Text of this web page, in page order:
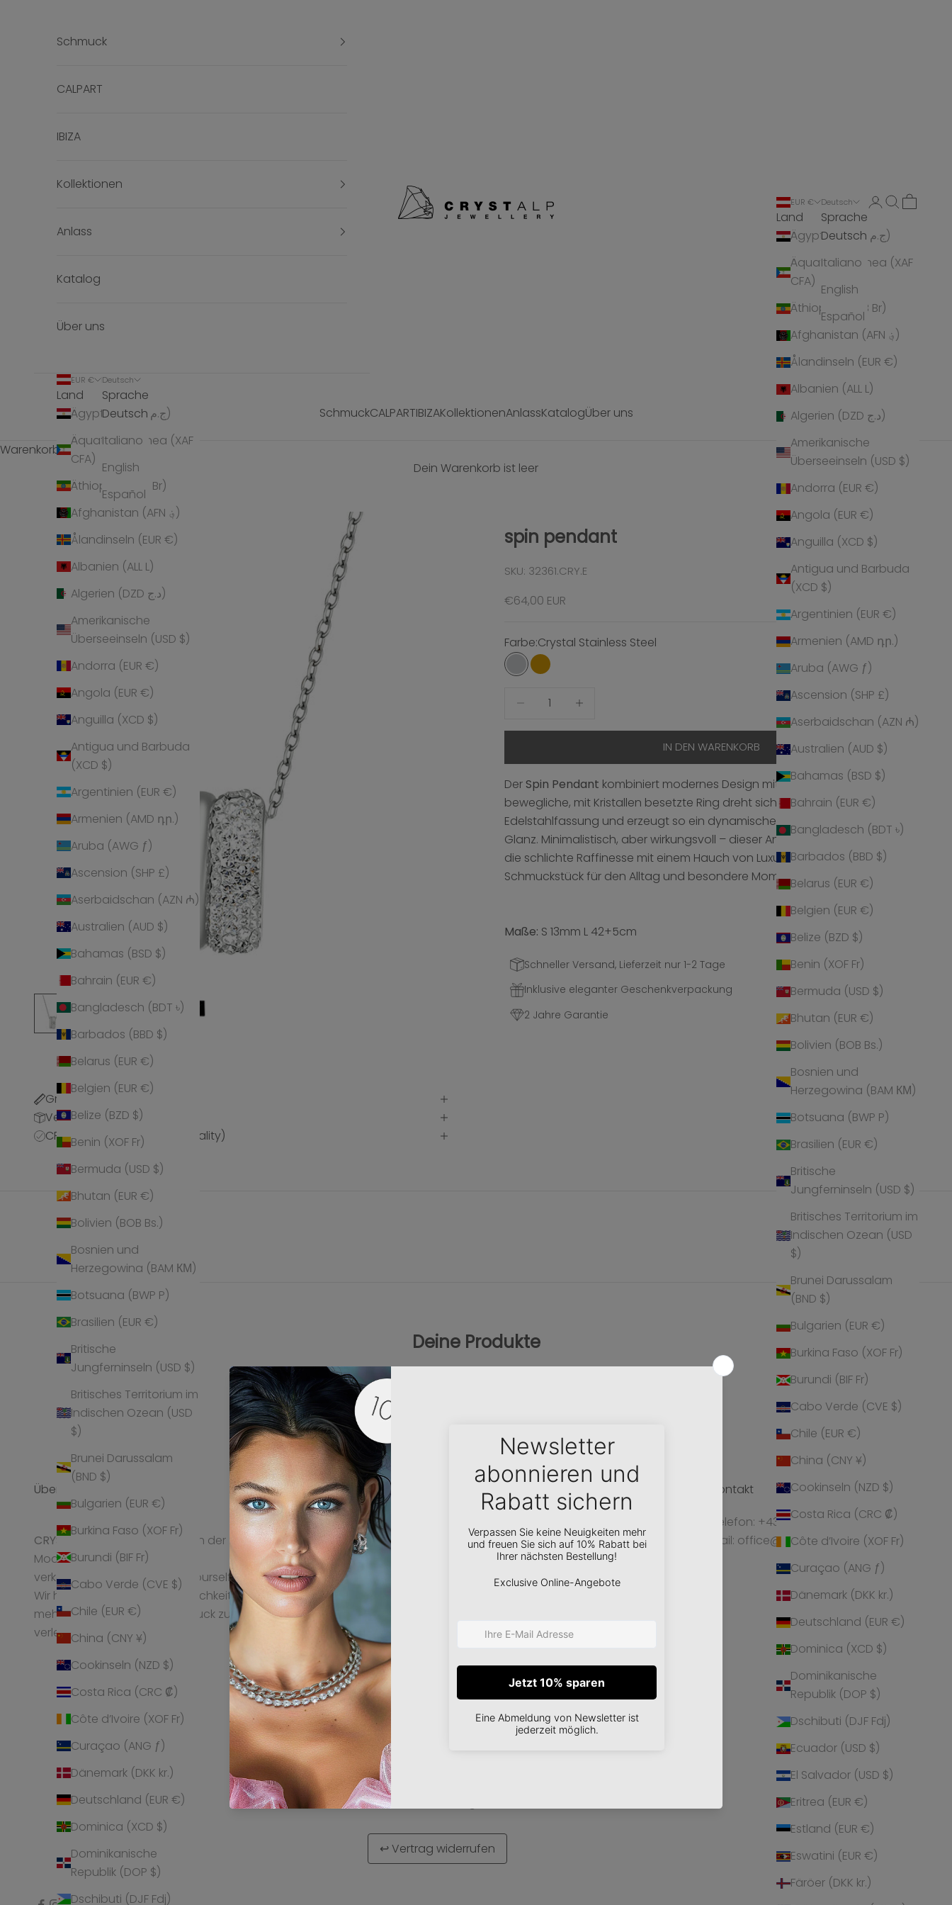
crystalpjewelry
SchmuckCALPARTIBIZAKollektionenAnlassKatalogÜber uns
EUR €
Land
Ägypten (EGP ج.م)
Äquatorialguinea (XAF
CFA)
Äthiopien (ETB Br)
Afghanistan (AFN ؋)
Ålandinseln (EUR €)
Albanien (ALL L)
Algerien (DZD د.ج)
Amerikanische
Überseeinseln (USD $)
Andorra (EUR €)
Angola (EUR €)
Anguilla (XCD $)
Antigua und Barbuda
(XCD $)
Argentinien (EUR €)
Armenien (AMD դր.)
Aruba (AWG ƒ)
Ascension (SHP £)
Aserbaidschan (AZN ₼)
Australien (AUD $)
Bahamas (BSD $)
Bahrain (EUR €)
Bangladesch (BDT ৳)
Barbados (BBD $)
Belarus (EUR €)
Belgien (EUR €)
Belize (BZD $)
Benin (XOF Fr)
Bermuda (USD $)
Bhutan (EUR €)
Bolivien (BOB Bs.)
Bosnien und
Herzegowina (BAM КМ)
Botsuana (BWP P)
Brasilien (EUR €)
Britische
Jungferninseln (USD $)
Britisches Territorium im
Indischen Ozean (USD
$)
Brunei Darussalam
(BND $)
Bulgarien (EUR €)
Burkina Faso (XOF Fr)
Burundi (BIF Fr)
Cabo Verde (CVE $)
Chile (EUR €)
China (CNY ¥)
Cookinseln (NZD $)
Costa Rica (CRC ₡)
Côte d’Ivoire (XOF Fr)
Curaçao (ANG ƒ)
Dänemark (DKK kr.)
Deutschland (EUR €)
Dominica (XCD $)
Dominikanische
Republik (DOP $)
Dschibuti (DJF Fdj)
Ecuador (USD $)
El Salvador (USD $)
Eritrea (EUR €)
Estland (EUR €)
Eswatini (EUR €)
Färöer (DKK kr.)
Deutsch
Sprache
Deutsch
Italiano
English
Español
Anmelden
Suchen
Schmuck
CALPART
IBIZA
Kollektionen
Anlass
Katalog
Über uns
EUR €
Land
Ägypten (EGP ج.م)
Äquatorialguinea (XAF
CFA)
Äthiopien (ETB Br)
Afghanistan (AFN ؋)
Ålandinseln (EUR €)
Albanien (ALL L)
Algerien (DZD د.ج)
Amerikanische
Überseeinseln (USD $)
Andorra (EUR €)
Angola (EUR €)
Anguilla (XCD $)
Antigua und Barbuda
(XCD $)
Argentinien (EUR €)
Armenien (AMD դր.)
Aruba (AWG ƒ)
Ascension (SHP £)
Aserbaidschan (AZN ₼)
Australien (AUD $)
Bahamas (BSD $)
Bahrain (EUR €)
Bangladesch (BDT ৳)
Barbados (BBD $)
Belarus (EUR €)
Belgien (EUR €)
Belize (BZD $)
Benin (XOF Fr)
Bermuda (USD $)
Bhutan (EUR €)
Bolivien (BOB Bs.)
Bosnien und
Herzegowina (BAM КМ)
Botsuana (BWP P)
Brasilien (EUR €)
Britische
Jungferninseln (USD $)
Britisches Territorium im
Indischen Ozean (USD
$)
Brunei Darussalam
(BND $)
Bulgarien (EUR €)
Burkina Faso (XOF Fr)
Burundi (BIF Fr)
Cabo Verde (CVE $)
Chile (EUR €)
China (CNY ¥)
Cookinseln (NZD $)
Costa Rica (CRC ₡)
Côte d’Ivoire (XOF Fr)
Curaçao (ANG ƒ)
Dänemark (DKK kr.)
Deutschland (EUR €)
Dominica (XCD $)
Dominikanische
Republik (DOP $)
Dschibuti (DJF Fdj)
Deutsch
Sprache
Deutsch
Italiano
English
Español
Warenkorb
Dein Warenkorb ist leer
spin pendant
SKU: 32361.CRY.E
Angebot
€64,00 EUR
Farbe:Crystal Stainless Steel
Crystal Stainless Steel
Crystal Gold Plated
Anzahl verringernAnzahl erhöhen
IN DEN WARENKORB
Der Spin Pendant kombiniert modernes Design mit funkelnder Eleganz. Der
bewegliche, mit Kristallen besetzte Ring dreht sich sanft um eine schlichte
Edelstahlfassung und erzeugt so ein dynamisches Spiel aus Licht und
Glanz. Minimalistisch, aber wirkungsvoll – dieser Anhänger ist perfekt für alle,
die schlichte Raffinesse mit einem Hauch von Luxus lieben. Ein vielseitiges
Schmuckstück für den Alltag und besondere Momente.
Maße: S 13mm L 42+5cm
Schneller Versand, Lieferzeit nur 1-2 Tage
Inklusive eleganter Geschenkverpackung
2 Jahre Garantie
Größentabelle
Versandinformationen
CPQ (CRYSTALP Premium Quality)
Deine Produkte
Über Uns
CRYSTALP gilt als Geheimtipp in der
Modeschmuck-Branche und
verkörpert die Idee „express yourself“.
Wir helfen Frauen ihrer Persönlichkeit
mehr Ausstrahlung und Ausdruck zu
verleihen.
Service
Versand
Bestellung retournieren
Pflegehinweise
Produktinformationen
Information
Wir Über Uns
News
Datenschutzerklärung
Impressum
Cookie-Richtlinien
B2B Shop
B2B Download (DE)
B2B Download (EN)
Bildmaterial
Widerrufsbelehrung
↩ Vertrag widerrufen
Newsletter
vieles mehr. Werde Teil
derCRYST ALP-Community, bringe
dich persönlich ein und entscheide
ABONNIEREN
Kontakt
Telefon: +43 5224 55550
Mail: office@crystalp.com